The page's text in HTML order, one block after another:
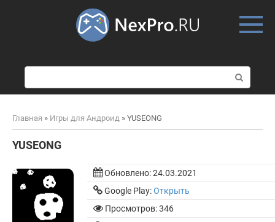
о
и
к
Главная » Игры для Андроид » YUSEONG
YUSEONG
Обновлено:24.03.2021
Google Play:Открыть
Просмотров: 346